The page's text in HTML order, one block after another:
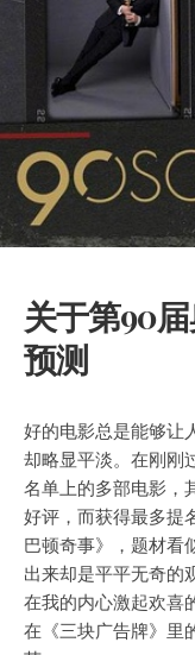
关于第90
预测
好的电影总是能够让
却略显平淡。在刚刚
名单上的多部电影，
好评 ，而获得最多提
巴顿奇事》，题材看
出来却是平平无奇的
在我的内心激起欢喜
在《三块广告牌》里